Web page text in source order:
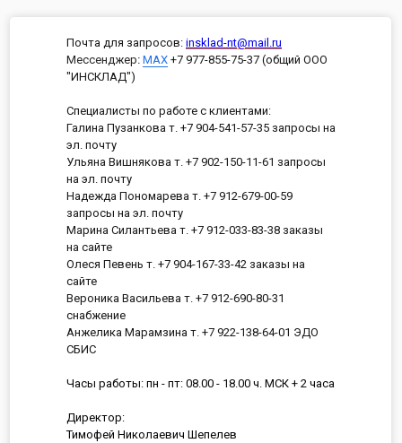
Почта для запросов: insklad-nt@mail.ru
Мессенджер: MAX +7 977-855-75-37 (общий ООО
"ИНСКЛАД")
Специалисты по работе с клиентами:
Галина Пузанкова т. +7 904-541-57-35 запросы на
эл. почту
Ульяна Вишнякова т. +7 902-150-11-61 запросы
на эл. почту
Надежда Пономарева т. +7 912-679-00-59
запросы на эл. почту
Марина Силантьева т. +7 912-033-83-38 заказы
на сайте
Олеся Певень т. +7 904-167-33-42 заказы на
сайте
Вероника Васильева т. +7 912-690-80-31
снабжение
Анжелика Марамзина т. +7 922-138-64-01 ЭДО
СБИС
Часы работы: пн - пт: 08.00 - 18.00 ч. МСК + 2 часа
Директор:
Тимофей Николаевич Шепелев